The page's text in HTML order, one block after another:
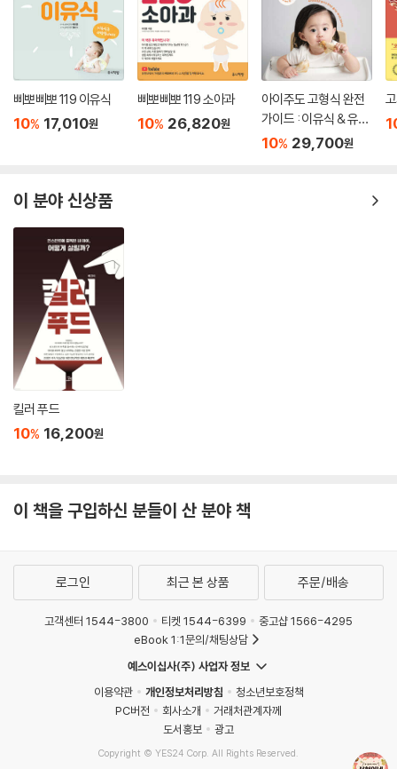
삐뽀삐뽀 119 이유식
10% 17,010원
삐뽀삐뽀 119 소아과
10% 26,820원
아이주도 고형식 완전
가이드 : 이유식 & 유아
식
10% 29,700원
이 분야 신상품
킬러 푸드
10% 16,200원
이 책을 구입하신 분들이 산 분야 책
로그인 최근 본 상품 주문/배송
고객센터 1544-3800 티켓 1544-6399
중고샵 1566-4295
eBook 1:1문의/채팅상담
예스이십사(주) 사업자 정보
이용약관
개인정보처리방침
청소년보호정책
PC버전
회사소개
거래처관계자께
도서홍보
광고
Copyright © YES24 Corp. All Rights Reserved.